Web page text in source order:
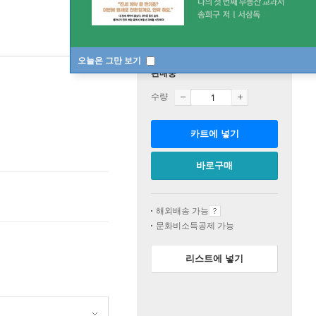
오늘은 그만 보기
판매중
수량
카트에 넣기
바로구매
해외배송 가능
문화비소득공제 가능
리스트에 넣기